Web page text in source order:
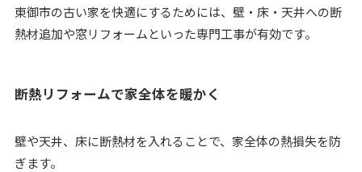
東御市の古い家を快適にするためには、壁・床・天井への断
熱材追加や窓リフォームといった専門工事が有効です。
断熱リフォームで家全体を暖かく
壁や天井、床に断熱材を入れることで、家全体の熱損失を防
ぎます。